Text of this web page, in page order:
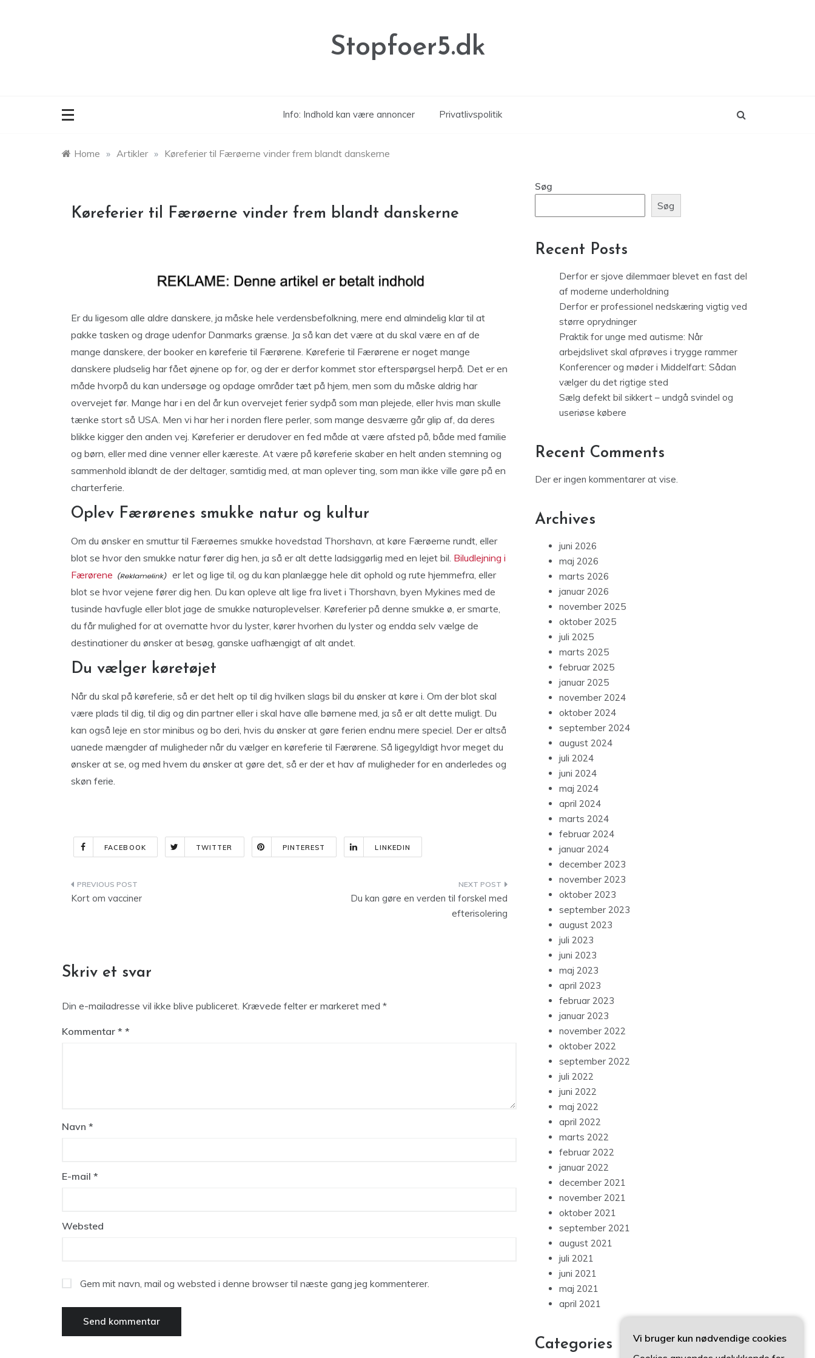
Stopfoer5.dk
Info: Indhold kan være annoncer Privatlivspolitik
Home » Artikler » Køreferier til Færøerne vinder frem blandt danskerne
Køreferier til Færøerne vinder frem blandt danskerne
Er du ligesom alle aldre danskere, ja måske hele verdensbefolkning, mere end almindelig klar til at
pakke tasken og drage udenfor Danmarks grænse. Ja så kan det være at du skal være en af de
mange danskere, der booker en køreferie til Færørene. Køreferie til Færørene er noget mange
danskere pludselig har fået øjnene op for, og der er derfor kommet stor efterspørgsel herpå. Det er en
måde hvorpå du kan undersøge og opdage områder tæt på hjem, men som du måske aldrig har
overvejet før. Mange har i en del år kun overvejet ferier sydpå som man plejede, eller hvis man skulle
tænke stort så USA. Men vi har her i norden flere perler, som mange desværre går glip af, da deres
blikke kigger den anden vej. Køreferier er derudover en fed måde at være afsted på, både med familie
og børn, eller med dine venner eller kæreste. At være på køreferie skaber en helt anden stemning og
sammenhold iblandt de der deltager, samtidig med, at man oplever ting, som man ikke ville gøre på en
charterferie.
Oplev Færørenes smukke natur og kultur
Om du ønsker en smuttur til Færøernes smukke hovedstad Thorshavn, at køre Færøerne rundt, eller
blot se hvor den smukke natur fører dig hen, ja så er alt dette ladsiggørlig med en lejet bil. Biludlejning i
Færørene
er let og lige til, og du kan planlægge hele dit ophold og rute hjemmefra, eller
blot se hvor vejene fører dig hen. Du kan opleve alt lige fra livet i Thorshavn, byen Mykines med de
tusinde havfugle eller blot jage de smukke naturoplevelser. Køreferier på denne smukke ø, er smarte,
du får mulighed for at overnatte hvor du lyster, kører hvorhen du lyster og endda selv vælge de
destinationer du ønsker at besøg, ganske uafhængigt af alt andet.
Du vælger køretøjet
Når du skal på køreferie, så er det helt op til dig hvilken slags bil du ønsker at køre i. Om der blot skal
være plads til dig, til dig og din partner eller i skal have alle børnene med, ja så er alt dette muligt. Du
kan også leje en stor minibus og bo deri, hvis du ønsker at gøre ferien endnu mere speciel. Der er altså
uanede mængder af muligheder når du vælger en køreferie til Færørene. Så ligegyldigt hvor meget du
ønsker at se, og med hvem du ønsker at gøre det, så er der et hav af muligheder for en anderledes og
skøn ferie.
FACEBOOK TWITTER PINTEREST LINKEDIN
Indlægsnavigation
Kort om vacciner
Du kan gøre en verden til forskel med
efterisolering
Skriv et svar
Din e-mailadresse vil ikke blive publiceret. Krævede felter er markeret med *
Kommentar *
Navn *
E-mail *
Websted
Gem mit navn, mail og websted i denne browser til næste gang jeg kommenterer.
Søg
Søg
Recent Posts
Derfor er sjove dilemmaer blevet en fast del
af moderne underholdning
Derfor er professionel nedskæring vigtig ved
større oprydninger
Praktik for unge med autisme: Når
arbejdslivet skal afprøves i trygge rammer
Konferencer og møder i Middelfart: Sådan
vælger du det rigtige sted
Sælg defekt bil sikkert – undgå svindel og
useriøse købere
Recent Comments
Der er ingen kommentarer at vise.
Archives
juni 2026
maj 2026
marts 2026
januar 2026
november 2025
oktober 2025
juli 2025
marts 2025
februar 2025
januar 2025
november 2024
oktober 2024
september 2024
august 2024
juli 2024
juni 2024
maj 2024
april 2024
marts 2024
februar 2024
januar 2024
december 2023
november 2023
oktober 2023
september 2023
august 2023
juli 2023
juni 2023
maj 2023
april 2023
februar 2023
januar 2023
november 2022
oktober 2022
september 2022
juli 2022
juni 2022
maj 2022
april 2022
marts 2022
februar 2022
januar 2022
december 2021
november 2021
oktober 2021
september 2021
august 2021
juli 2021
juni 2021
maj 2021
april 2021
Categories
Vi bruger kun nødvendige cookies